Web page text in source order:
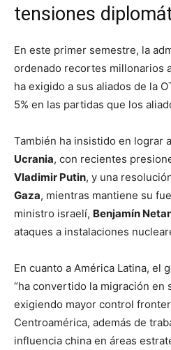
tensiones
En este primer semestre, la
ordenado recortes millonarios
ha exigido a sus aliados de la
5% en las partidas que los
También ha insistido en lograr
Ucrania, con recientes
Vladimir Putin, y una
Gaza, mientras mantiene su
ministro israelí, Benjamín
ataques a instalaciones
En cuanto a América Latina, el
“ha convertido la migración en
exigiendo mayor control
Centroamérica, además de
influencia china en áreas